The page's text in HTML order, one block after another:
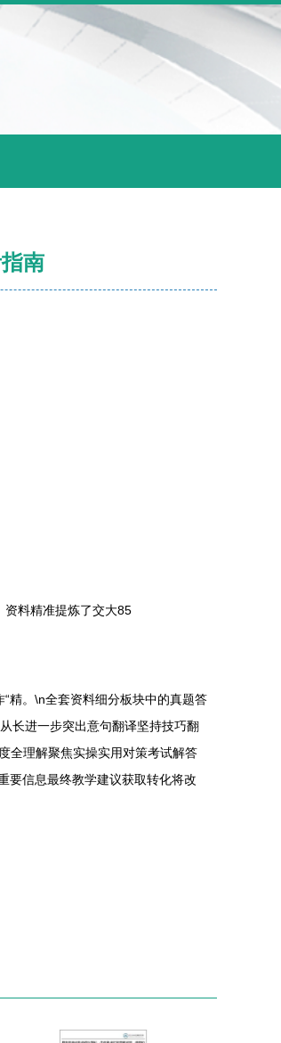
南
资料精准提炼了交大85
精。\n全套资料细分板块中的真题答
长进一步突出意句翻译坚持技巧翻
全理解聚焦实操实用对策考试解答
要信息最终教学建议获取转化将改